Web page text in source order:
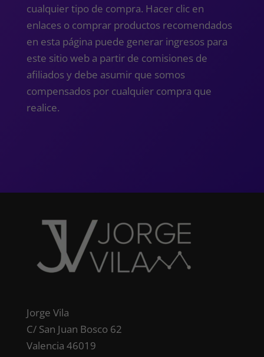
cualquier tipo de compra. Hacer clic en
enlaces o comprar productos recomendados
en esta página puede generar ingresos para
este sitio web a partir de comisiones de
afiliados y debe asumir que somos
compensados ​​por cualquier compra que
realice.
Jorge Vila
C/ San Juan Bosco 62
Valencia 46019